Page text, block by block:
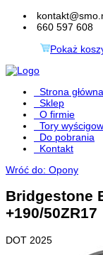
660 597 608
Pokaż
Strona główna
Sklep
O firmie
Tory
Do pobrania
Kontakt
Wróć do: Opony
Bridgestone
+190/50ZR17
DOT 2025